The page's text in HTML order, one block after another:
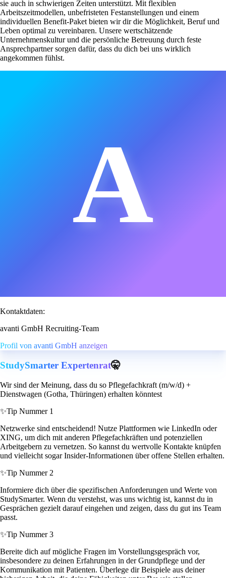
sie auch in schwierigen Zeiten unterstützt. Mit flexiblen
Arbeitszeitmodellen, unbefristeten Festanstellungen und einem
individuellen Benefit-Paket bieten wir dir die Möglichkeit, Beruf und
Leben optimal zu vereinbaren. Unsere wertschätzende
Unternehmenskultur und die persönliche Betreuung durch feste
Ansprechpartner sorgen dafür, dass du dich bei uns wirklich
angekommen fühlst.
A
Kontaktdaten:
avanti GmbH Recruiting-Team
Profil von avanti GmbH anzeigen
StudySmarter Expertenrat🤫
Wir sind der Meinung, dass du so Pflegefachkraft (m/w/d) +
Dienstwagen (Gotha, Thüringen) erhalten könntest
✨Tip Nummer 1
Netzwerke sind entscheidend! Nutze Plattformen wie LinkedIn oder
XING, um dich mit anderen Pflegefachkräften und potenziellen
Arbeitgebern zu vernetzen. So kannst du wertvolle Kontakte knüpfen
und vielleicht sogar Insider-Informationen über offene Stellen erhalten.
✨Tip Nummer 2
Informiere dich über die spezifischen Anforderungen und Werte von
StudySmarter. Wenn du verstehst, was uns wichtig ist, kannst du in
Gesprächen gezielt darauf eingehen und zeigen, dass du gut ins Team
passt.
✨Tip Nummer 3
Bereite dich auf mögliche Fragen im Vorstellungsgespräch vor,
insbesondere zu deinen Erfahrungen in der Grundpflege und der
Kommunikation mit Patienten. Überlege dir Beispiele aus deiner